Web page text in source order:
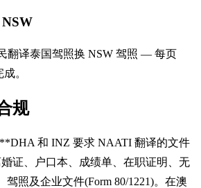
翻译泰国驾照换 NSW 驾照 — 每页
。
规
和 INZ 要求 NAATI 翻译的文件
证、户口本、成绩单、在职证明、无
照及企业文件(Form 80/1221)。在澳